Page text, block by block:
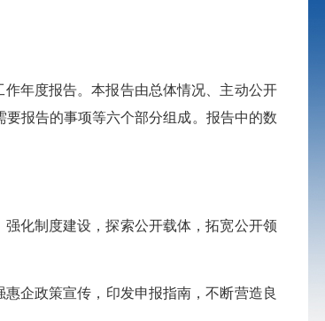
作年度报告。本报告由总体情况、主动公开
报告的事项等六个部分组成。 报告中的数
化制度建设，探索公开载体，拓宽公开领
惠企政策宣传， 印发申报指南，不断营造良